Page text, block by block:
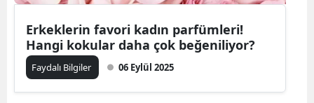
Erkeklerin favori kadın parfümleri!
Hangi kokular daha çok beğeniliyor?
Faydalı Bilgiler 06 Eylül 2025